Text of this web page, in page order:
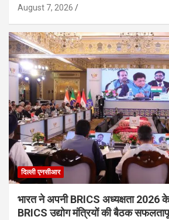
August 7, 2026
दिल्ली एनसीआर
भारत ने अपनी BRICS अध्यक्षता 2026
BRICS उद्योग मंत्रियों की बैठक